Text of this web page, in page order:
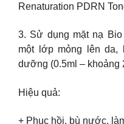
Renaturation PDRN
3. Sử dụng mặt nạ Bio
một lớp mỏng lên
dưỡng (0.5ml – khoảng
Hiệu quả:
+ Phục hồi, bù nước,